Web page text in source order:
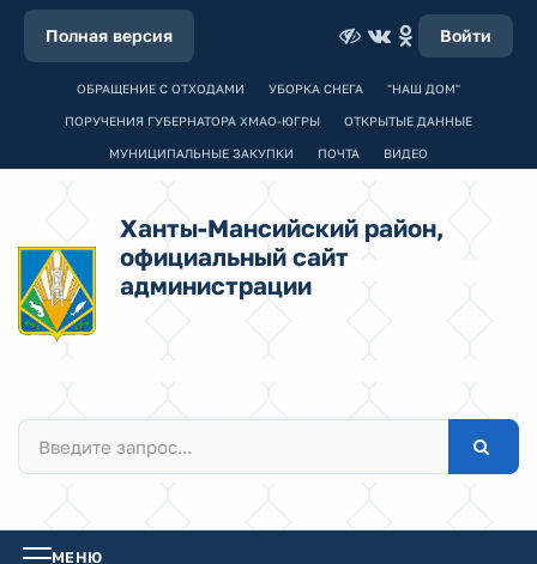
Полная версия Войти
ОБРАЩЕНИЕ С ОТХОДАМИ УБОРКА СНЕГА "НАШ ДОМ"
ПОРУЧЕНИЯ ГУБЕРНАТОРА ХМАО-ЮГРЫ ОТКРЫТЫЕ ДАННЫЕ
МУНИЦИПАЛЬНЫЕ ЗАКУПКИ ПОЧТА ВИДЕО
Ханты-Мансийский район,
официальный сайт
администрации
МЕНЮ